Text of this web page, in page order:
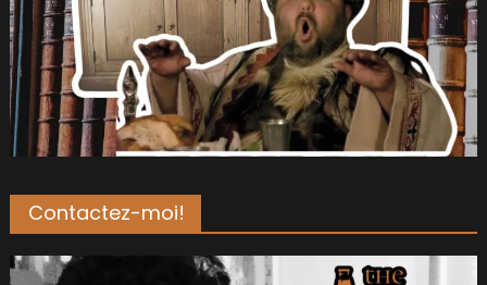
Contactez-moi!